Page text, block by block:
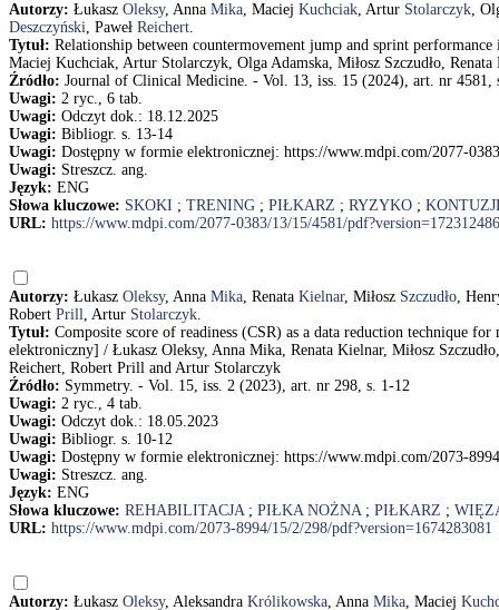
Autorzy: Łukasz Oleksy, Anna Mika, Maciej Kuchciak, Artur Stolarczyk,
Deszczyński, Paweł Reichert.
Tytuł: Relationship between countermovement jump and sprint
Maciej Kuchciak, Artur Stolarczyk, Olga Adamska, Miłosz Szczudło, Renata
Źródło: Journal of Clinical Medicine. - Vol. 13, iss. 15 (2024), art. nr 4581,
Uwagi: 2 ryc., 6 tab.
Uwagi: Odczyt dok.: 18.12.2025
Uwagi: Bibliogr. s. 13-14
Uwagi: Dostępny w formie elektronicznej: https://www.mdpi.com/2077-
Uwagi: Streszcz. ang.
Język: ENG
Słowa kluczowe: SKOKI ; TRENING ; PIŁKARZ ; RYZYKO ;
URL: https://www.mdpi.com/2077-0383/13/15/4581/
Autorzy: Łukasz Oleksy, Anna Mika, Renata Kielnar, Miłosz Szczudło,
Robert Prill, Artur Stolarczyk.
Tytuł: Composite score of readiness (CSR) as a data reduction technique
elektroniczny] / Łukasz Oleksy, Anna Mika, Renata Kielnar, Miłosz
Reichert, Robert Prill and Artur Stolarczyk
Źródło: Symmetry. - Vol. 15, iss. 2 (2023), art. nr 298, s. 1-12
Uwagi: 2 ryc., 4 tab.
Uwagi: Odczyt dok.: 18.05.2023
Uwagi: Bibliogr. s. 10-12
Uwagi: Dostępny w formie elektronicznej: https://www.mdpi.com/2073-
Uwagi: Streszcz. ang.
Język: ENG
Słowa kluczowe: REHABILITACJA; PIŁKA NOŻNA; PIŁKARZ ;
URL: https://www.mdpi.com/2073-8994/15/2/298/pdf?version=1674283081
Autorzy: Łukasz Oleksy, Aleksandra Królikowska, Anna Mika, Maciej